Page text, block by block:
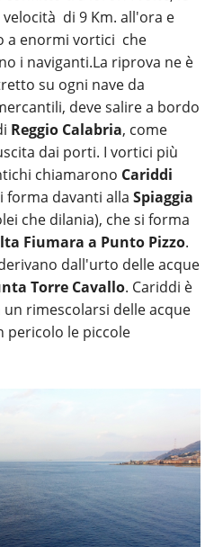
di 9 Km. all'ora e
a enormi vortici che
i naviganti.La riprova ne è
su ogni nave da
deve salire a bordo
Reggio Calabria, come
dai porti. I vortici più
chiamarono Cariddi
forma davanti alla Spiaggia
che dilania), che si forma
Fiumara a Punto Pizzo.
dall'urto delle acque
Torre Cavallo. Cariddi è
rimescolarsi delle acque
pericolo le piccole